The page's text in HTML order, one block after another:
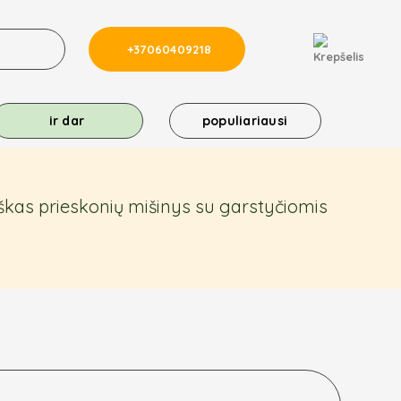
+37060409218
ir dar populiariausi
prieskonių mišinys su garstyčiomis